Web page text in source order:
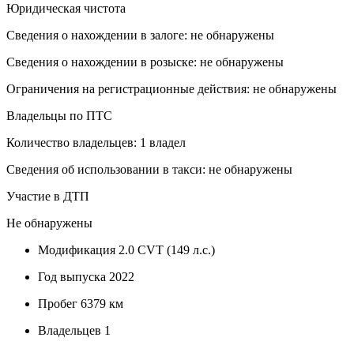
Юридическая чистота
Сведения о нахождении в залоге: не обнаружены
Сведения о нахождении в розыске: не обнаружены
Ограничения на регистрационные действия: не обнаружены
Владельцы по ПТС
Количество владельцев: 1 владел
Сведения об использовании в такси: не обнаружены
Участие в ДТП
Не обнаружены
Модификация 2.0 CVT (149 л.с.)
Год выпуска 2022
Пробег 6379 км
Владельцев 1